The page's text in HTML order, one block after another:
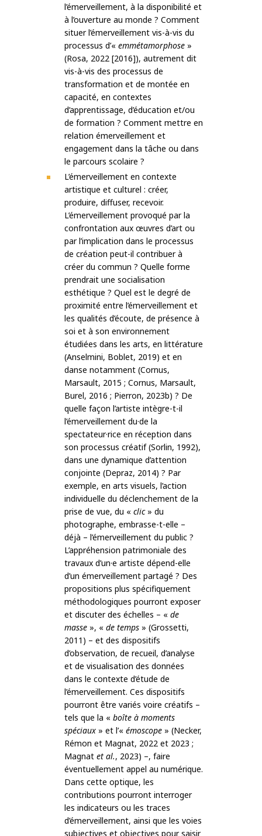
l’émerveillement, à la disponibilité et
à l’ouverture au monde ? Comment
situer l’émerveillement vis-à-vis du
processus d’« emmétamorphose »
(Rosa, 2022 [2016]), autrement dit
vis-à-vis des processus de
transformation et de montée en
capacité, en contextes
d’apprentissage, d’éducation et/ou
de formation ? Comment mettre en
relation émerveillement et
engagement dans la tâche ou dans
le parcours scolaire ?
L’émerveillement en contexte
artistique et culturel : créer,
produire, diffuser, recevoir.
L’émerveillement provoqué par la
confrontation aux œuvres d’art ou
par l’implication dans le processus
de création peut-il contribuer à
créer du commun ? Quelle forme
prendrait une socialisation
esthétique ? Quel est le degré de
proximité entre l’émerveillement et
les qualités d’écoute, de présence à
soi et à son environnement
étudiées dans les arts, en littérature
(Anselmini, Boblet, 2019) et en
danse notamment (Cornus,
Marsault, 2015 ; Cornus, Marsault,
Burel, 2016 ; Pierron, 2023b) ? De
quelle façon l’artiste intègre-t-il
l’émerveillement du·de la
spectateur·rice en réception dans
son processus créatif (Sorlin, 1992),
dans une dynamique d’attention
conjointe (Depraz, 2014) ? Par
exemple, en arts visuels, l’action
individuelle du déclenchement de la
prise de vue, du « clic» du
photographe, embrasse-t-elle –
déjà – l’émerveillement du public ?
L’appréhension patrimoniale des
travaux d’un·e artiste dépend-elle
d’un émerveillement partagé ? Des
propositions plus spécifiquement
méthodologiques pourront exposer
et discuter des échelles – « de
masse », « de temps » (Grossetti,
2011) – et des dispositifs
d’observation, de recueil, d’analyse
et de visualisation des données
dans le contexte d’étude de
l’émerveillement. Ces dispositifs
pourront être variés voire créatifs –
tels que la « boîte à moments
spéciaux » et l’« émoscope » (Necker,
Rémon et Magnat, 2022 et 2023 ;
Magnat et al., 2023) –, faire
éventuellement appel au numérique.
Dans cette optique, les
contributions pourront interroger
les indicateurs ou les traces
d’émerveillement, ainsi que les voies
subjectives et objectives pour saisir